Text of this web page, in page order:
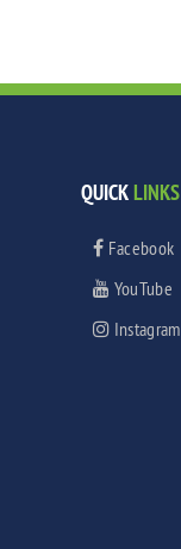
QUICKLINKS
Facebook
YouTube
Instagram